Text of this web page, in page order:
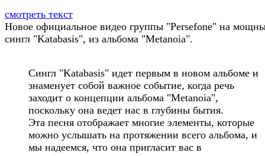
смотреть текст
Новое официальное видео группы "Persefone" на
сингл "Katabasis", из альбома "Metanoia".
Сингл "Katabasis" идет первым в новом альбоме и
знаменует собой важное событие, когда речь
заходит о концепции альбома "Metanoia",
поскольку она ведет нас в глубины бытия.
Эта песня отображает многие элементы, которые
можно услышать на протяжении всего альбома, и
мы надеемся, что она пригласит вас в